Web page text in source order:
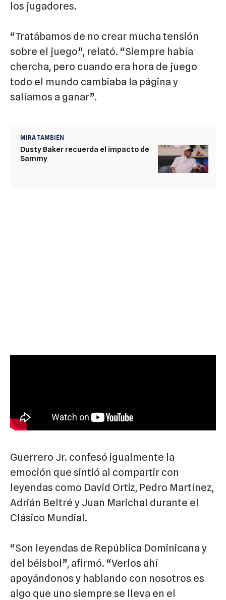
los jugadores.
“Tratábamos de no crear mucha tensión
sobre el juego”, relató. “Siempre había
chercha, pero cuando era hora de juego
todo el mundo cambiaba la página y
salíamos a ganar”.
MIRA TAMBIÉN
Dusty Baker recuerda el impacto de
Sammy
Guerrero Jr. confesó igualmente la
emoción que sintió al compartir con
leyendas como David Ortiz, Pedro Martínez,
Adrián Beltré y Juan Marichal durante el
Clásico Mundial.
“Son leyendas de República Dominicana y
del béisbol”, afirmó. “Verlos ahí
apoyándonos y hablando con nosotros es
algo que uno siempre se lleva en el